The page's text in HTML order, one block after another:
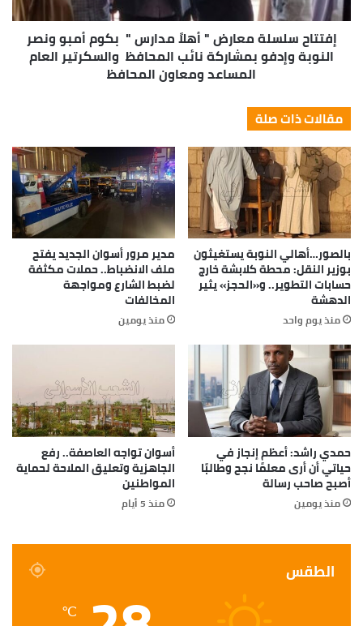
إفتتاح سلسلة معارض " أهلاً مدارس " بكوم أمبو ونصر
النوبة وإدفو بمشاركة نائب المحافظ والسكرتير العام
المساعد ومعاون المحافظ
مقالات ذات صلة
بالصور…أهالي النوبة يستغيثون
بوزير النقل: محطة كلابشة خارج
حسابات التطوير.. و«الحجز» يثير
الدهشة
منذ يوم واحد
مدير مرور أسوان الجديد يفتح
ملف الانضباط.. حملات مكثفة
لضبط الشارع ومواجهة
المخالفات
منذ يومين
حمدي راشد: أعظم إنجاز في
حياتي أن أرى معلمًا نجح وطالبًا
أصبح صاحب رسالة
منذ يومين
أسوان تواجه العاصفة.. رفع
الجاهزية وتعليق الملاحة لحماية
المواطنين
منذ 5 أيام
الطقس
℃